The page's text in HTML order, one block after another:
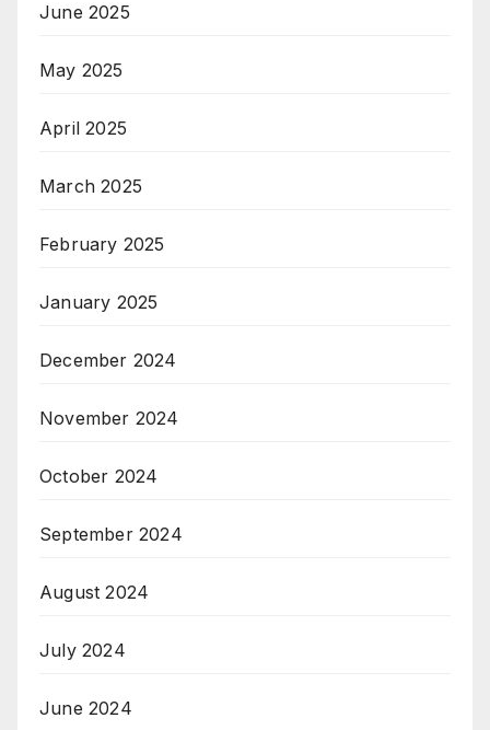
June 2025
May 2025
April 2025
March 2025
February 2025
January 2025
December 2024
November 2024
October 2024
September 2024
August 2024
July 2024
June 2024